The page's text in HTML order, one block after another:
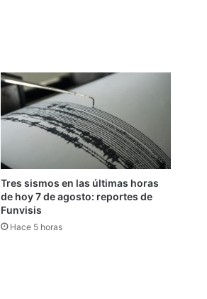
Tres sismos en las últimas horas
de hoy 7 de agosto: reportes de
Funvisis
Hace 5 horas